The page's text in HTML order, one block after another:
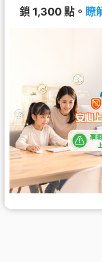
鎖 1,300 點。 瞭